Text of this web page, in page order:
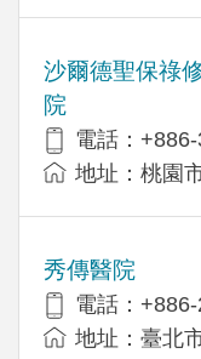
沙爾德聖保祿
院
電話：
地址：桃園
秀傳醫院
電話：
地址：臺北